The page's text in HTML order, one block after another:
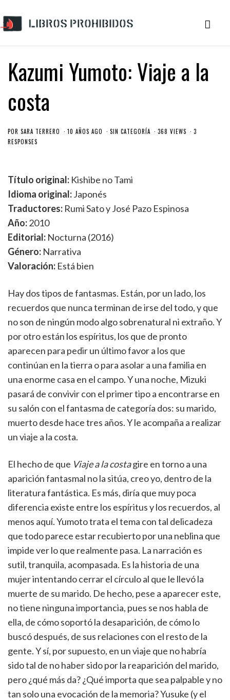
Kazumi Yumoto: Viaje a la
costa
POR SARA TERRERO 10 AÑOS AGO SIN CATEGORÍA 368 VIEWS
3
RESPONSES
Título original: Kishibe no Tami
Idioma original:Japonés
Traductores: Rumi Sato y José Pazo Espinosa
Año:2010
Editorial: Nocturna (2016)
Género: Narrativa
Valoración: Está bien
Hay dos tipos de fantasmas. Están, por un lado, los
recuerdos que nunca terminan de irse del todo, y que
no son de ningún modo algo sobrenatural ni extraño. Y
por otro están los espíritus, los que de pronto
aparecen para pedir un último favor a los que
continúan en la tierra o para asolar a una familia en
una enorme casa en el campo. Y una noche, Mizuki
pasará de convivir con el primer tipo a encontrarse en
su salón con el fantasma de categoría dos: su marido,
muerto desde hace tres años. Y le acompaña a realizar
un viaje a la costa.
El hecho de que Viaje a la costagire en torno a una
aparición fantasmal no la sitúa, creo yo, dentro de la
literatura fantástica. Es más, diría que muy poca
diferencia existe entre los espíritus y los recuerdos, al
menos aquí. Yumoto trata el tema con tal delicadeza
que todo parece estar recubierto por una neblina que
impide ver lo que realmente pasa. La narración es
sutil, tranquila, acompasada. Es la historia de una
mujer intentando cerrar el círculo al que le llevó la
muerte de su marido. De hecho, pese a aparecer este,
no tiene ninguna importancia, pues se nos habla de
ella, de cómo soportó la desaparición, de cómo lo
buscó después, de sus relaciones con el resto de la
gente. Y sí, por supuesto, en un viaje que no habría
sido tal de no haber sido por la reaparición del marido,
pero ¿qué más da? ¿Qué importa que sea palpable y no
tan solo una evocación de la memoria? Yusuke (y el